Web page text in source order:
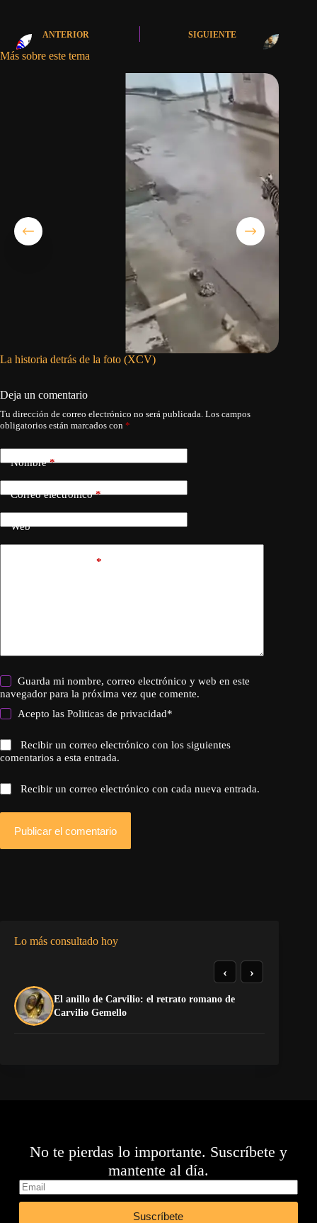
ANTERIOR SIGUIENTE
Más sobre este tema
La historia detrás de la foto (XCV)
Deja un comentario
Tu dirección de correo electrónico no será publicada. Los campos
obligatorios están marcados con *
Nombre*
Correo electrónico*
Web
*
Guarda mi nombre, correo electrónico y web en este
navegador para la próxima vez que comente.
Acepto lasPoliticas de privacidad*
Recibir un correo electrónico con los siguientes
comentarios a esta entrada.
Recibir un correo electrónico con cada nueva entrada.
Publicar el comentario
Lo más consultado hoy
El anillo de Carvilio: el retrato romano de
Carvilio Gemello
‹ ›
No te pierdas lo importante. Suscríbete y
mantente al día.
Suscríbete